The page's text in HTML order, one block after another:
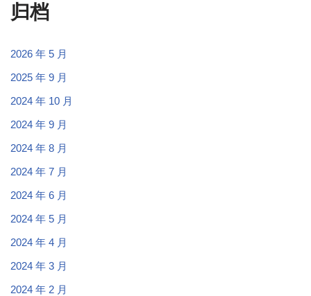
归档
2026 年 5 月
2025 年 9 月
2024 年 10 月
2024 年 9 月
2024 年 8 月
2024 年 7 月
2024 年 6 月
2024 年 5 月
2024 年 4 月
2024 年 3 月
2024 年 2 月